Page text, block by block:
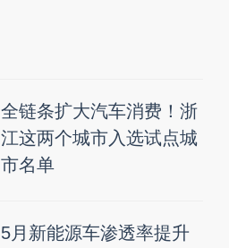
全链条扩大汽车消费！浙
江这两个城市入选试点城
市名单
5月新能源车渗透率提升